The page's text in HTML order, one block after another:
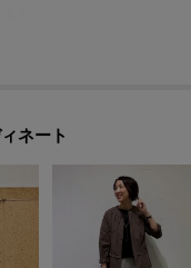
になりにくいイージーケ
おります。